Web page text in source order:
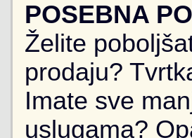
POSEBNA
Želite
prodaju?
Imate sve
uslugama?